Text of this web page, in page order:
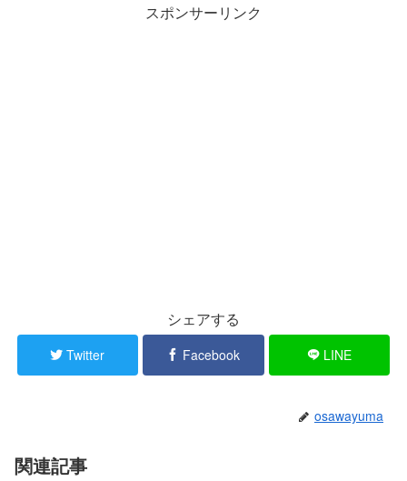
スポンサーリンク
シェアする
Twitter Facebook LINE
osawayuma
関連記事